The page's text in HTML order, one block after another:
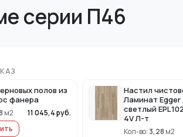
серии П46
полов из
фанера
м2 11 045,4руб.
Настил
Ламинат
светлый
4V Л-т
Кол-во: 3,28 м2